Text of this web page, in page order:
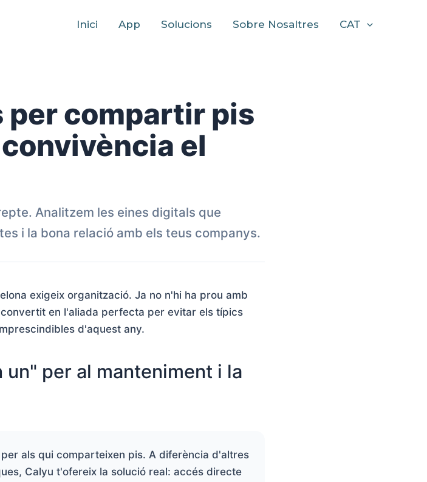
Inici App Solucions Sobre Nosaltres CAT
per compartir pis
el
Analitzem les eines digitals que
i la bona relació amb els teus companys.
exigeix organització. Ja no n'hi ha prou amb
en l'aliada perfecta per evitar els típics
d'aquest any.
un" per al manteniment i la
als qui comparteixen pis. A diferència d'altres
Calyu t'ofereix la solució real: accés directe